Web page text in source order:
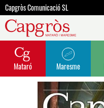
Capgròs Comunicació SL
Mataró Maresme